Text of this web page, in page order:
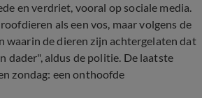
en verdriet, vooral op sociale media.
als een vos, maar volgens de
de dieren zijn achtergelaten dat
dader", aldus de politie. De laatste
zondag: een onthoofde